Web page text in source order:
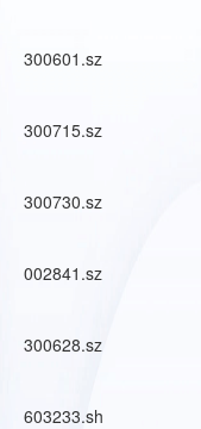
300601.sz
300715.sz
300730.sz
002841.sz
300628.sz
603233.sh